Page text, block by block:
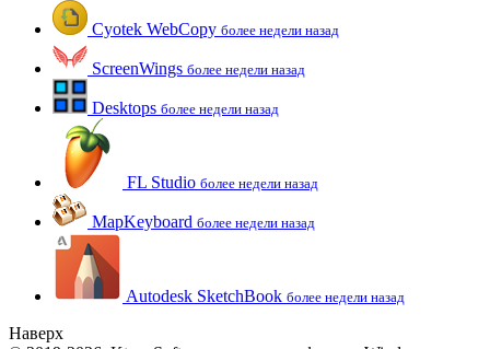
Cyotek WebCopy более недели назад
ScreenWings более недели назад
Desktops более недели назад
FL Studio более недели назад
MapKeyboard более недели назад
Autodesk SketchBook более недели назад
Наверх